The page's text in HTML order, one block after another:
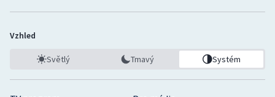
Vzhled
Světlý Tmavý Systém